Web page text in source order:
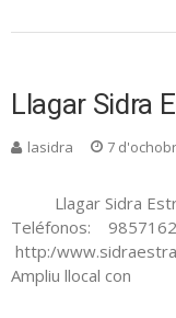
Llagar Sidra
lasidra 7
Llagar Sidra
Teléfonos:
http:/
Ampliu llocal con